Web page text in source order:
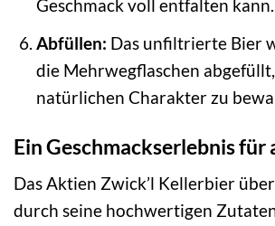
Geschmack voll entfalten kann.
Abfüllen: Das unfiltrierte Bier
die Mehrwegflaschen
natürlichen Charakter zu
Ein Geschmackserlebnis für
Das Aktien Zwick’l Kellerbier
durch seine hochwertigen